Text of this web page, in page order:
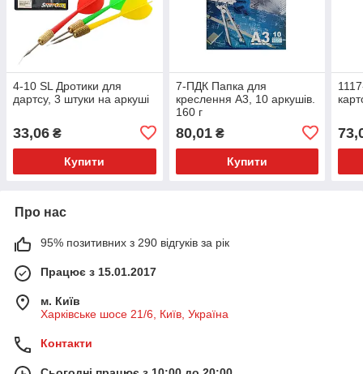
4-10 SL Дротики для
дартсу, 3 штуки на аркуші
33,06 ₴
Купити
7-ПДК Папка для
креслення А3, 10 аркушів.
160 г
80,01₴
Купити
Про нас
95% позитивних з 290 відгуків за рік
Працює з 15.01.2017
м. Київ
Харківське шосе 21/6, Київ, Україна
Контакти